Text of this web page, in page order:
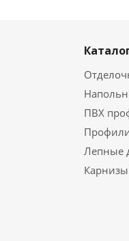
ПВХ
Лепные